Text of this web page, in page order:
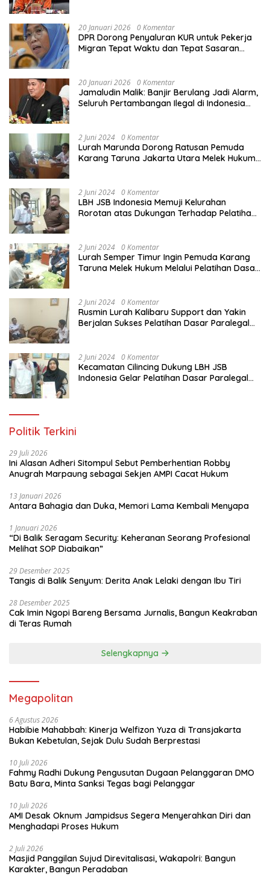
20 Januari 2026 0 Komentar
DPR Dorong Penyaluran KUR untuk Pekerja
Migran Tepat Waktu dan Tepat Sasaran
20 Januari 2026 0 Komentar
Jamaludin Malik: Banjir Berulang Jadi Alarm,
Seluruh Pertambangan Ilegal di Indonesia
2 Juni 2024 0 Komentar
Lurah Marunda Dorong Ratusan Pemuda
Karang Taruna Jakarta Utara Melek Hukum
2 Juni 2024 0 Komentar
LBH JSB Indonesia Memuji Kelurahan
Rorotan atas Dukungan Terhadap Pelatihan
2 Juni 2024 0 Komentar
Lurah Semper Timur Ingin Pemuda Karang
Taruna Melek Hukum Melalui Pelatihan Dasar
2 Juni 2024 0 Komentar
Rusmin Lurah Kalibaru Support dan Yakin
Berjalan Sukses Pelatihan Dasar Paralegal
2 Juni 2024 0 Komentar
Kecamatan Cilincing Dukung LBH JSB
Indonesia Gelar Pelatihan Dasar Paralegal
Politik Terkini
29 Juli 2026
Ini Alasan Adheri Sitompul Sebut Pemberhentian Robby
Anugrah Marpaung sebagai Sekjen AMPI Cacat Hukum
13 Januari 2026
Antara Bahagia dan Duka, Memori Lama Kembali Menyapa
1 Januari 2026
“Di Balik Seragam Security: Keheranan Seorang Profesional
Melihat SOP Diabaikan”
29 Desember 2025
Tangis di Balik Senyum: Derita Anak Lelaki dengan Ibu Tiri
28 Desember 2025
Cak Imin Ngopi Bareng Bersama Jurnalis, Bangun Keakraban
di Teras Rumah
Selengkapnya
Megapolitan
6 Agustus 2026
Habibie Mahabbah: Kinerja Welfizon Yuza di Transjakarta
Bukan Kebetulan, Sejak Dulu Sudah Berprestasi
10 Juli 2026
Fahmy Radhi Dukung Pengusutan Dugaan Pelanggaran DMO
Batu Bara, Minta Sanksi Tegas bagi Pelanggar
10 Juli 2026
AMI Desak Oknum Jampidsus Segera Menyerahkan Diri dan
Menghadapi Proses Hukum
2 Juli 2026
Masjid Panggilan Sujud Direvitalisasi, Wakapolri: Bangun
Karakter, Bangun Peradaban